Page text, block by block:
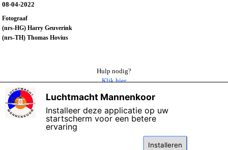
08-04-2022
Fotograaf
(nrs-HG) Harry Geuverink
(nrs-TH) Thomas Hovius
Hulp nodig?
Klik hier
Terug naar overzicht 2022
Copyright 2006 - 2026 Het Luchtmacht Mannenkoor
Luchtmacht Mannenkoor
Installeer deze applicatie op uw
startscherm voor een betere
ervaring
Installeren
X